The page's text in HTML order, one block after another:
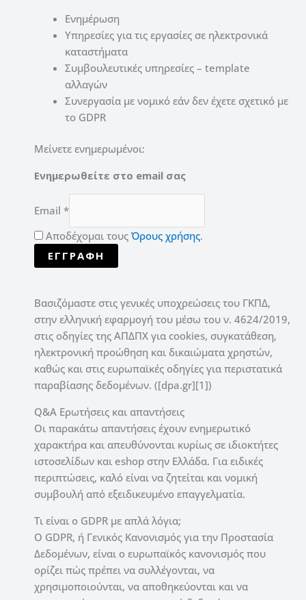
Ενημέρωση
Υπηρεσίες για τις εργασίες σε ηλεκτρονικά
καταστήματα
Συμβουλευτικές υπηρεσίες – template
αλλαγών
Συνεργασία με νομικό εάν δεν έχετε σχετικό με
το GDPR
Μείνετε ενημερωμένοι:
Ενημερωθείτε στο email σας
Email *
Αποδέχoμαι τους Όρους χρήσης.
ΕΓΓΡΑΦΉ
Βασιζόμαστε στις γενικές υποχρεώσεις του ΓΚΠΔ,
στην ελληνική εφαρμογή του μέσω του ν. 4624/2019,
στις οδηγίες της ΑΠΔΠΧ για cookies, συγκατάθεση,
ηλεκτρονική προώθηση και δικαιώματα χρηστών,
καθώς και στις ευρωπαϊκές οδηγίες για περιστατικά
παραβίασης δεδομένων. ([dpa.gr][1])
Q&A Ερωτήσεις και απαντήσεις
Οι παρακάτω απαντήσεις έχουν ενημερωτικό
χαρακτήρα και απευθύνονται κυρίως σε ιδιοκτήτες
ιστοσελίδων και eshop στην Ελλάδα. Για ειδικές
περιπτώσεις, καλό είναι να ζητείται και νομική
συμβουλή από εξειδικευμένο επαγγελματία.
Τι είναι ο GDPR με απλά λόγια;
Ο GDPR, ή Γενικός Κανονισμός για την Προστασία
Δεδομένων, είναι ο ευρωπαϊκός κανονισμός που
ορίζει πώς πρέπει να συλλέγονται, να
χρησιμοποιούνται, να αποθηκεύονται και να